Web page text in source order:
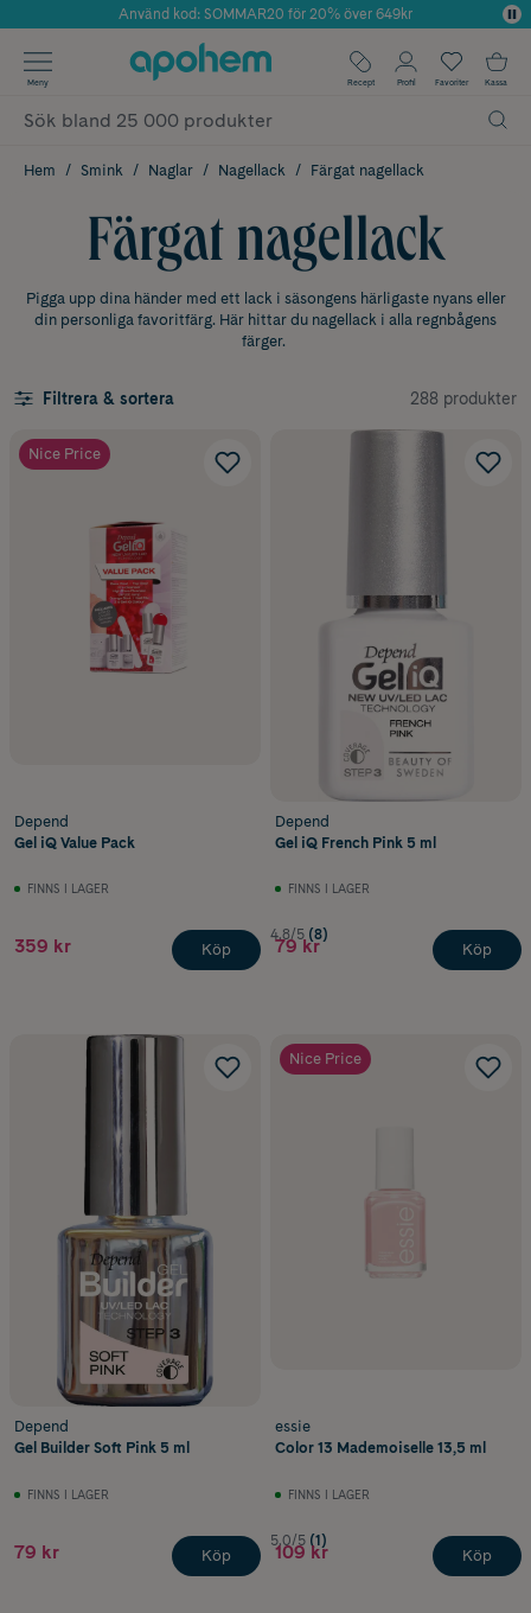
Årets Butik 2025 inom Skönhet
Använd kod: SOMMAR20 för 20% över 649kr
✓ Fri frakt
✓ Poäng på alla köp*
Meny Recept Profil Favoriter Kassa
Hem Smink Naglar Nagellack Färgat nagellack
Färgat nagellack
Pigga upp dina händer med ett lack i säsongens härligaste nyans eller
din personliga favoritfärg. Här hittar du nagellack i alla regnbågens
färger.
Filtrera & sortera 288 produkter
Nice Price
Depend
Gel iQ Value Pack
FINNS I LAGER
359 kr Köp
Depend
Gel iQ French Pink 5 ml
FINNS I LAGER
4.8/5 (8)
79 kr Köp
Depend
Gel Builder Soft Pink 5 ml
FINNS I LAGER
79 kr Köp
Nice Price
essie
Color 13 Mademoiselle 13,5 ml
FINNS I LAGER
5.0/5 (1)
109 kr Köp